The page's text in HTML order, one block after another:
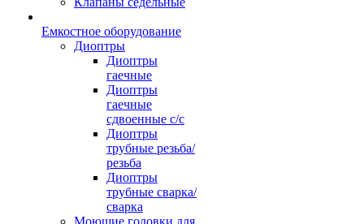
Емкостное оборудование
Диоптры
Диоптры
гаечные
Диоптры
гаечные
сдвоенные c/c
Диоптры
трубные резьба/
резьба
Диоптры
трубные сварка/
сварка
Моющие головки для